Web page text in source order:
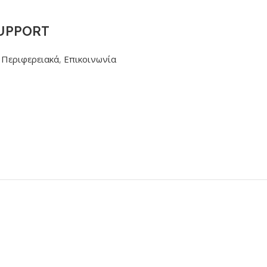
Περιφερειακά, Επικοινωνία